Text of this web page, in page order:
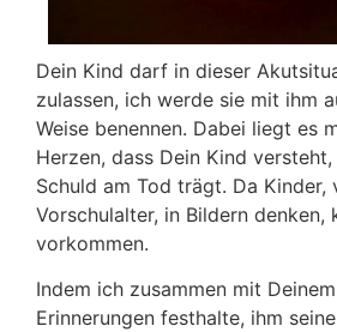
Dein Kind darf in dieser
zulassen, ich werde sie mit ihm
Weise benennen. Dabei liegt es
Herzen, dass Dein Kind
Schuld am Tod trägt. Da Kinder,
Vorschulalter, in Bildern denken,
vorkommen.
Indem ich zusammen mit
Erinnerungen festhalte, ihm